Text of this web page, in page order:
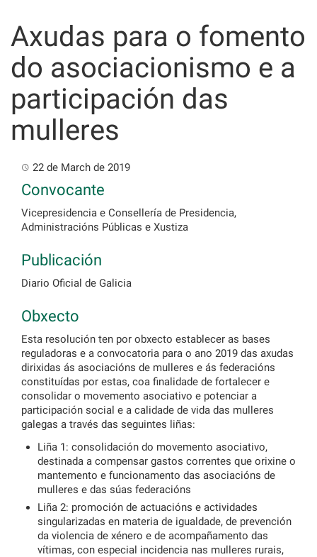
content
Axudas para o fomento
do asociacionismo e a
participación das
mulleres
22 de March de 2019
Convocante
Vicepresidencia e Consellería de Presidencia,
Administracións Públicas e Xustiza
Publicación
Diario Oficial de Galicia
Obxecto
Esta resolución ten por obxecto establecer as bases
reguladoras e a convocatoria para o ano 2019 das axudas
dirixidas ás asociacións de mulleres e ás federacións
constituídas por estas, coa finalidade de fortalecer e
consolidar o movemento asociativo e potenciar a
participación social e a calidade de vida das mulleres
galegas a través das seguintes liñas:
Liña 1: consolidación do movemento asociativo,
destinada a compensar gastos correntes que orixine o
mantemento e funcionamento das asociacións de
mulleres e das súas federacións
Liña 2: promoción de actuacións e actividades
singularizadas en materia de igualdade, de prevención
da violencia de xénero e de acompañamento das
vítimas, con especial incidencia nas mulleres rurais,